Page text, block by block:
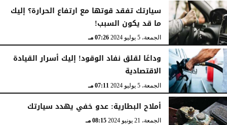
سيارتك تفقد قوتها مع ارتفاع الحرارة؟ إليك
ما قد يكون السبب!
الجمعة، 5 يوليو 2024 07:26 مـ
وداعًا لقلق نفاد الوقود! إليك أسرار القيادة
الاقتصادية
الجمعة، 5 يوليو 2024 07:11 مـ
أملاح البطارية: عدو خفي يهدد سيارتك
الجمعة، 21 يونيو 2024 08:15 مـ